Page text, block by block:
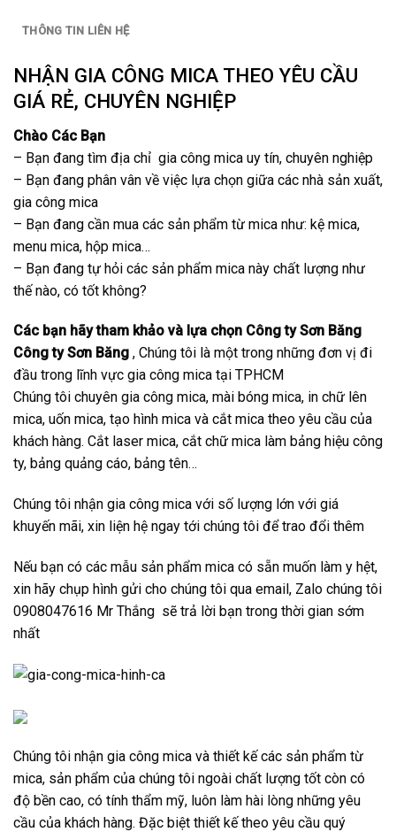
THÔNG TIN LIÊN HỆ
NHẬN GIA CÔNG MICA THEO YÊU CẦU
GIÁ RẺ, CHUYÊN NGHIỆP
Chào Các Bạn
– Bạn đang tìm địa chỉ gia công mica uy tín, chuyên nghiệp
– Bạn đang phân vân về việc lựa chọn giữa các nhà sản xuất,
gia công mica
– Bạn đang cần mua các sản phẩm từ mica như: kệ mica,
menu mica, hộp mica…
– Bạn đang tự hỏi các sản phẩm mica này chất lượng như
thế nào, có tốt không?
Các bạn hãy tham khảo và lựa chọn Công ty Sơn Băng
Công ty Sơn Băng , Chúng tôi là một trong những đơn vị đi
đầu trong lĩnh vực gia công mica tại TPHCM
Chúng tôi chuyên gia công mica, mài bóng mica, in chữ lên
mica, uốn mica, tạo hình mica và cắt mica theo yêu cầu của
khách hàng. Cắt laser mica, cắt chữ mica làm bảng hiệu công
ty, bảng quảng cáo, bảng tên…
Chúng tôi nhận gia công mica với số lượng lớn với giá
khuyến mãi, xin liện hệ ngay tới chúng tôi để trao đổi thêm
Nếu bạn có các mẫu sản phẩm mica có sẵn muốn làm y hệt,
xin hãy chụp hình gửi cho chúng tôi qua email, Zalo chúng tôi
0908047616 Mr Thắng sẽ trả lời bạn trong thời gian sớm
nhất
Chúng tôi nhận gia công mica và thiết kế các sản phẩm từ
mica, sản phẩm của chúng tôi ngoài chất lượng tốt còn có
độ bền cao, có tính thẩm mỹ, luôn làm hài lòng những yêu
cầu của khách hàng. Đặc biệt thiết kế theo yêu cầu quý